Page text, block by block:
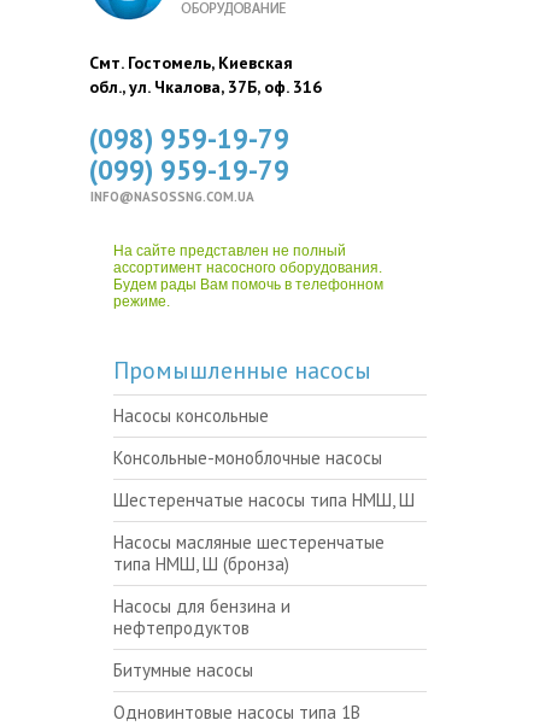
Смт. Гостомель, Киевская
обл., ул. Чкалова, 37Б, оф. 316
(098) 959-19-79
(099) 959-19-79
INFO@NASOSSNG.COM.UA
На сайте представлен не полный
ассортимент насосного оборудования.
Будем рады Вам помочь в телефонном
режиме.
Промышленные насосы
Насосы консольные
Консольные-моноблочные насосы
Шестеренчатые насосы типа НМШ, Ш
Насосы масляные шестеренчатые
типа НМШ, Ш (бронза)
Насосы для бензина и
нефтепродуктов
Битумные насосы
Одновинтовые насосы типа 1В